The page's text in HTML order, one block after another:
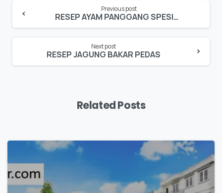
Previous post
RESEP AYAM PANGGANG SPESIAL
Next post
RESEP JAGUNG BAKAR PEDAS
Related Posts
0